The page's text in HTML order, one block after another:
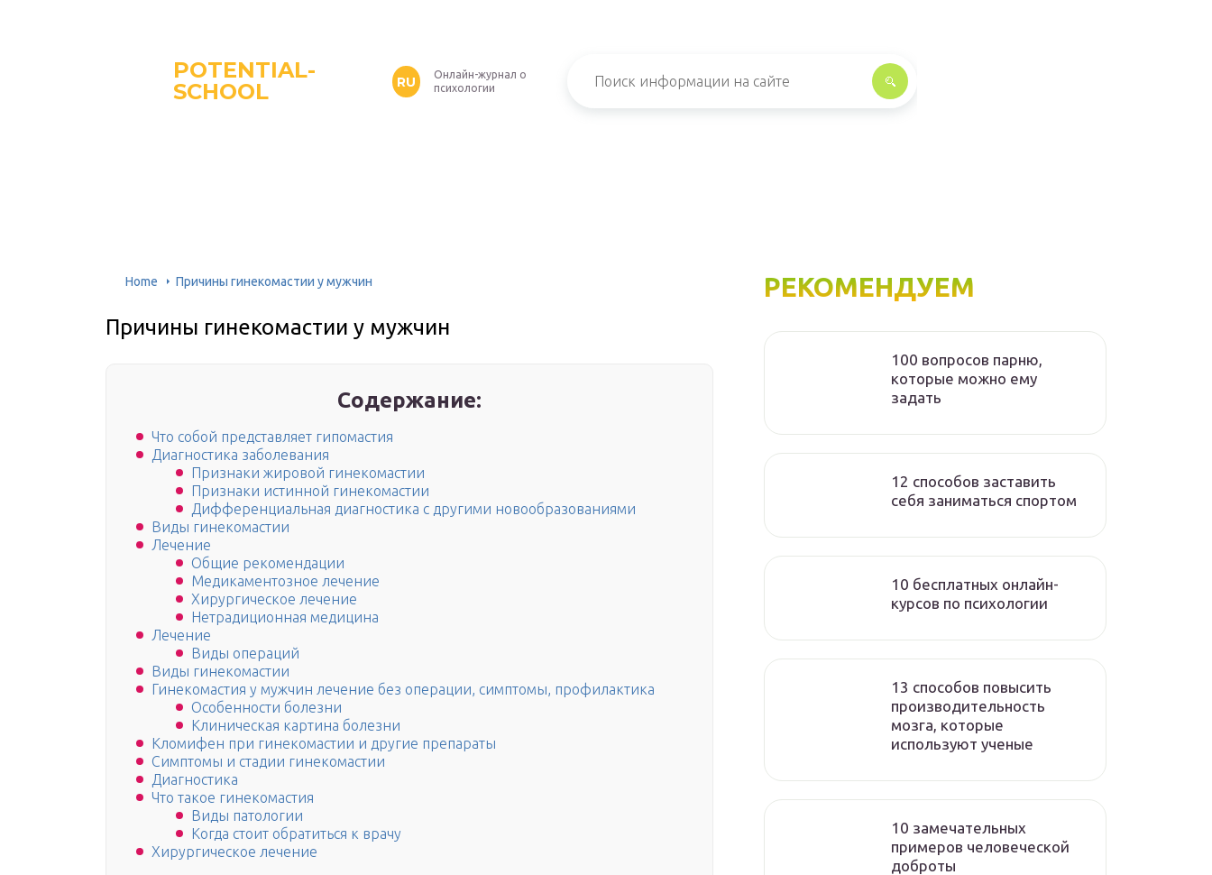
POTENTIAL-
SCHOOL
RU
Онлайн-журнал о
психологии
Home Причины гинекомастии у мужчин
Причины гинекомастии у мужчин
Содержание:
Что собой представляет гипомастия
Диагностика заболевания
Признаки жировой гинекомастии
Признаки истинной гинекомастии
Дифференциальная диагностика с другими новообразованиями
Виды гинекомастии
Лечение
Общие рекомендации
Медикаментозное лечение
Хирургическое лечение
Нетрадиционная медицина
Лечение
Виды операций
Виды гинекомастии
Гинекомастия у мужчин лечение без операции, симптомы, профилактика
Особенности болезни
Клиническая картина болезни
Кломифен при гинекомастии и другие препараты
Симптомы и стадии гинекомастии
Диагностика
Что такое гинекомастия
Виды патологии
Когда стоит обратиться к врачу
Хирургическое лечение
РЕКОМЕНДУЕМ
100 вопросов парню,
которые можно ему
задать
12 способов заставить
себя заниматься спортом
10 бесплатных онлайн-
курсов по психологии
13 способов повысить
производительность
мозга, которые
используют ученые
10 замечательных
примеров человеческой
доброты